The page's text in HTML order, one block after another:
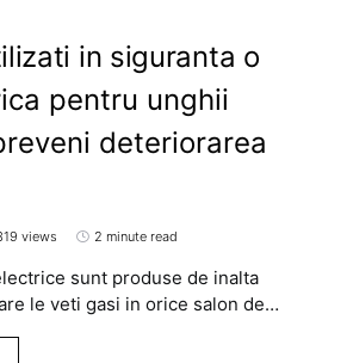
in siguranta o
pentru unghii
deteriorarea
views 2 minute read
sunt produse de inalta
le veti gasi in orice salon de…